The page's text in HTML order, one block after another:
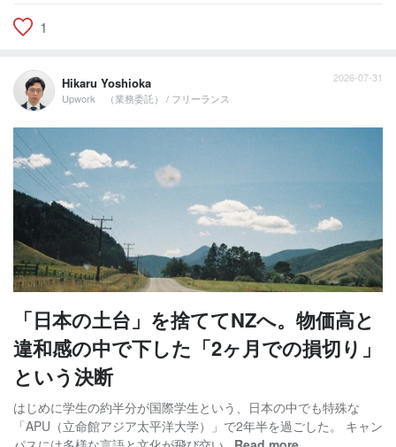
1
Hikaru Yoshioka
Upwork （業務委託） / フリーランス
2026-07-31
「日本の土台」を捨ててNZへ。物価高と
違和感の中で下した「2ヶ月での損切り」
という決断
はじめに学生の約半分が国際学生という、日本の中でも特殊な
「APU（立命館アジア太平洋大学）」で2年半を過ごした。 キャン